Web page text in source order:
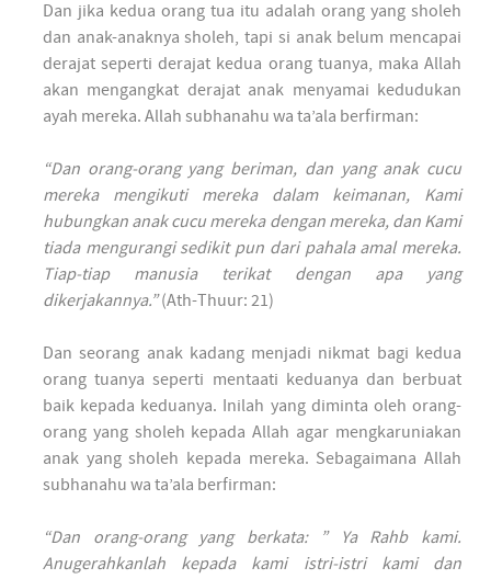
Dan jika kedua orang tua itu adalah orang yang sholeh
dan anak-anaknya sholeh, tapi si anak belum mencapai
derajat seperti derajat kedua orang tuanya, maka Allah
akan mengangkat derajat anak menyamai kedudukan
ayah mereka. Allah subhanahu wa ta’ala berfirman:
“Dan orang-orang yang beriman, dan yang anak cucu
mereka mengikuti mereka dalam keimanan, Kami
hubungkan anak cucu mereka dengan mereka, dan Kami
tiada mengurangi sedikit pun dari pahala amal mereka.
Tiap-tiap manusia terikat dengan apa yang
dikerjakannya.”(Ath-Thuur: 21)
Dan seorang anak kadang menjadi nikmat bagi kedua
orang tuanya seperti mentaati keduanya dan berbuat
baik kepada keduanya. Inilah yang diminta oleh orang-
orang yang sholeh kepada Allah agar mengkaruniakan
anak yang sholeh kepada mereka. Sebagaimana Allah
subhanahu wa ta’ala berfirman:
“Dan orang-orang yang berkata: ” Ya Rahb kami.
Anugerahkanlah kepada kami istri-istri kami dan